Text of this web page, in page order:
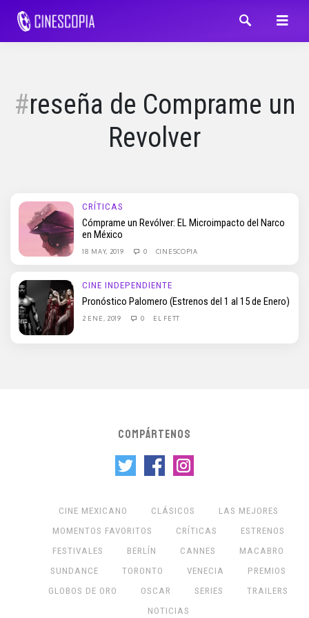
reseña de Comprame un
Revolver
CRÍTICAS
Cómprame un Revólver: EL Microimpacto del Narco
en México
18 MAY, 2019 0 CINESCOPIA
CINE INDEPENDIENTE
Pronóstico Palomero (Estrenos del 1 al 15 de Enero)
2 ENE, 2019 0 EL FETT
COMPÁRTENOS
CINE MEXICANO CLÁSICOS
LAS MEJORES
MOMENTOS FAVORITOS
CRÍTICAS
ESTRENOS
FESTIVALES
BERLÍN CANNES
MACABRO
SUNDANCE
TORONTO VENECIA
PREMIOS
GLOBOS DE ORO
OSCAR SERIES
TRAILERS
NOTICIAS